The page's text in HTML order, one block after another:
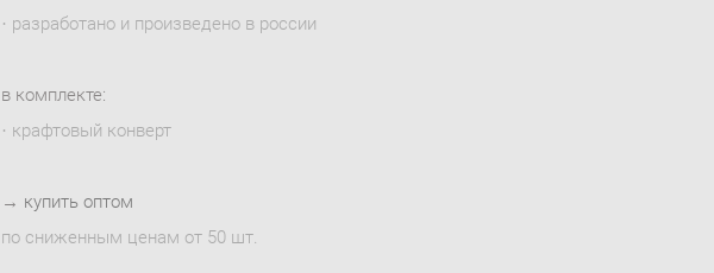
· разработано и произведено в россии
в комплекте:
· крафтовый конверт
→ купить оптом
по сниженным ценам от 50 шт.